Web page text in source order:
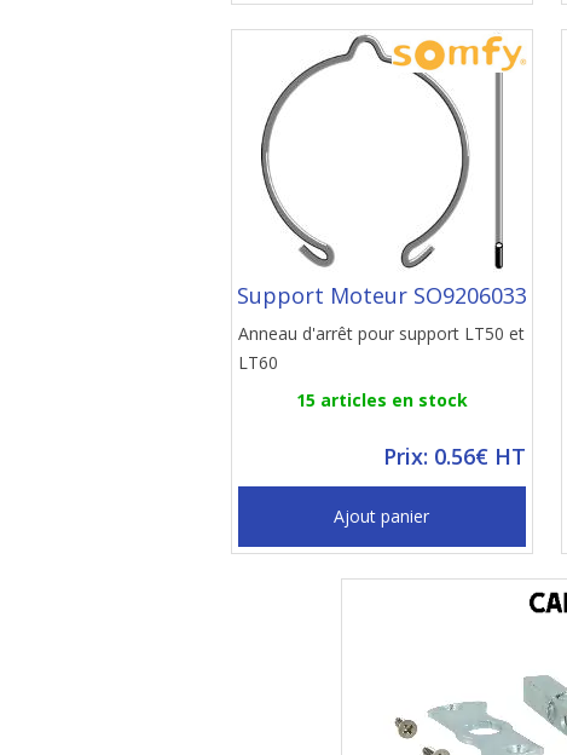
Support Moteur SO9206033
Anneau d'arrêt pour support LT50 et
LT60
15 articles en stock
Prix: 0.56€ HT
Ajout panier